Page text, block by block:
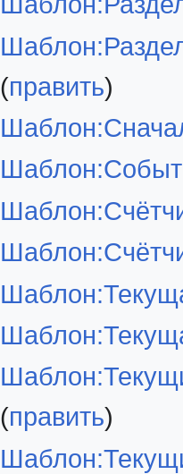
(править)
(править)